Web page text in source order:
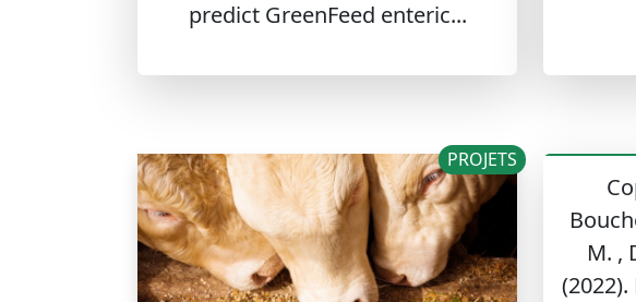
predict GreenFeed enteric...
PROJETS
M. ,